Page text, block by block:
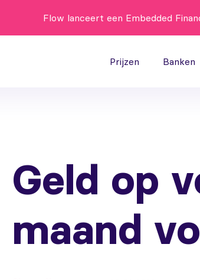
Flow lanceert een Embedded
Prijzen Banken
Geld op
maand